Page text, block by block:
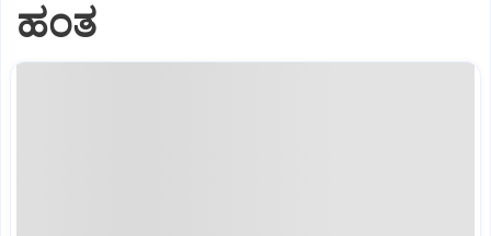
ಹಂತ